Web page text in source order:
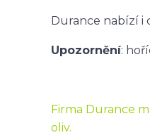
Durance nabízí i
Upozornění:
Firma Durance
oliv.